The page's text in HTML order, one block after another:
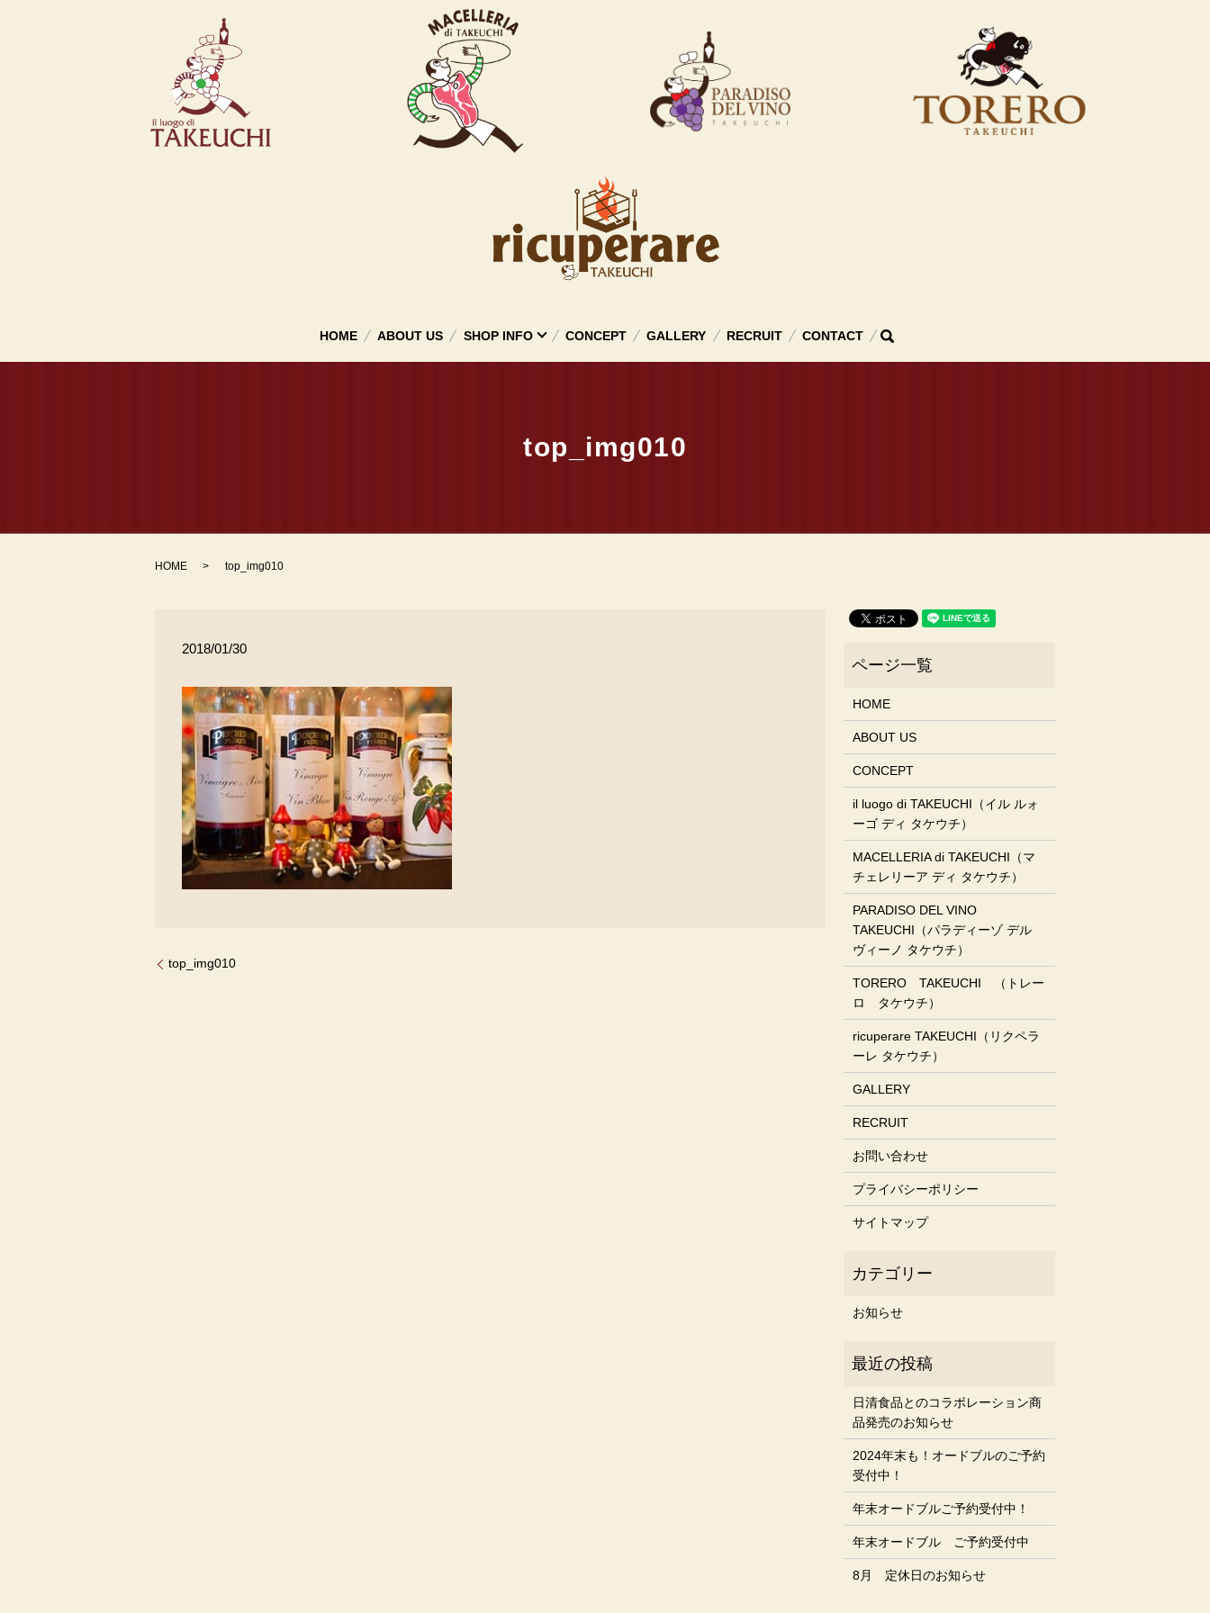
HOME ABOUT US SHOP INFO CONCEPT GALLERY RECRUIT CONTACT
top_img010
HOME top_img010
2018/01/30
top_img010
HOME
ABOUT US
CONCEPT
il luogo di TAKEUCHI（イル ルォ
ーゴ ディ タケウチ）
MACELLERIA di TAKEUCHI（マ
チェレリーア ディ タケウチ）
PARADISO DEL VINO
TAKEUCHI（パラディーゾ デル
ヴィーノ タケウチ）
TORERO TAKEUCHI （トレー
ロ タケウチ）
ricuperare TAKEUCHI（リクペラ
ーレ タケウチ）
GALLERY
RECRUIT
お問い合わせ
プライバシーポリシー
サイトマップ
お知らせ
日清食品とのコラボレーション商
品発売のお知らせ
2024年末も！オードブルのご予約
受付中！
年末オードブルご予約受付中！
年末オードブル ご予約受付中
8月 定休日のお知らせ